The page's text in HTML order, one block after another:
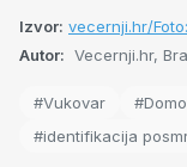
Izvor: vecernji.hr/
Autor: Vecernji.hr,
#Vukovar
#identifikacija